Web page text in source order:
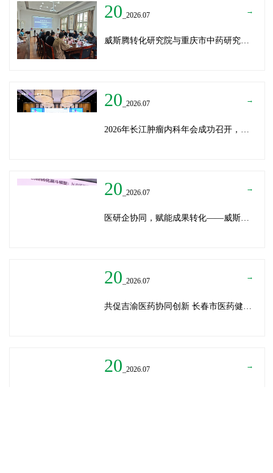
20 _2026.07 →
威斯腾转化研究院与重庆市中药研究院深化战略合作，共筑中医药产学研创新生态
20 _2026.07 →
20 _2026.07 →
20 _2026.07 →
共促吉渝医药协同创新 长春市医药健康局与威斯腾生物走访重庆两江生命科技城
20 _2026.07 →